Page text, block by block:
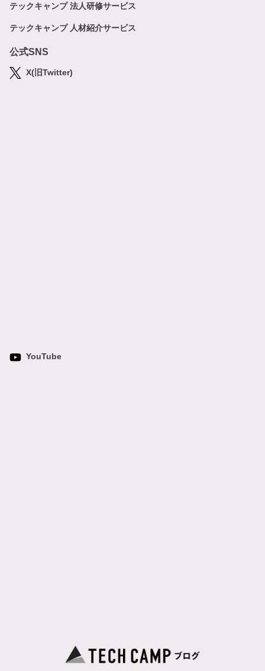
テックキャンプ 法人研修サービス
テックキャンプ 人材紹介サービス
公式SNS
X(旧Twitter)
YouTube